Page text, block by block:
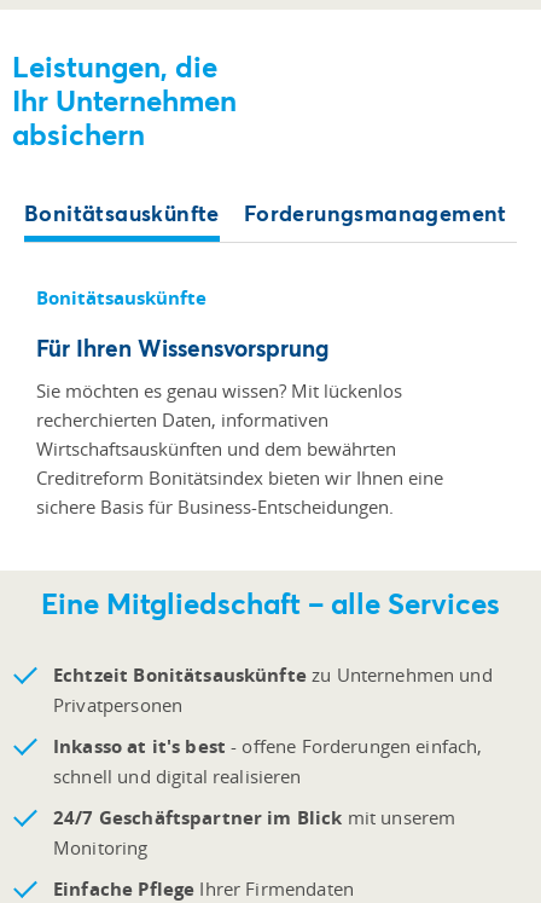
Leistungen, die
Ihr Unternehmen
absichern
Bonitätsauskünfte Forderungsmanagement
Bonitätsauskünfte
Für Ihren Wissensvorsprung
Sie möchten es genau wissen? Mit lückenlos
recherchierten Daten, informativen
Wirtschaftsauskünften und dem bewährten
Creditreform Bonitätsindex bieten wir Ihnen eine
sichere Basis für Business-Entscheidungen.
Eine Mitgliedschaft – alle Services
Echtzeit Bonitätsauskünftezu Unternehmen und
Privatpersonen
Inkasso at it's best - offene Forderungen einfach,
schnell und digital realisieren
24/7 Geschäftspartner im Blick mit unserem
Monitoring
Einfache Pflege Ihrer Firmendaten